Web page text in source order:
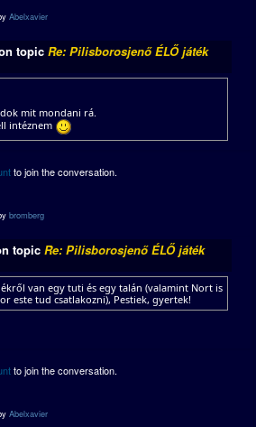
Abelxavier
topic Re: Pilisborosjenő ÉLŐ játék
mit mondani rá.
intéznem
to join the conversation.
bromberg
topic Re: Pilisborosjenő ÉLŐ játék
van egy tuti és egy talán (valamint Nort is
este tud csatlakozni), Pestiek, gyertek!
to join the conversation.
Abelxavier